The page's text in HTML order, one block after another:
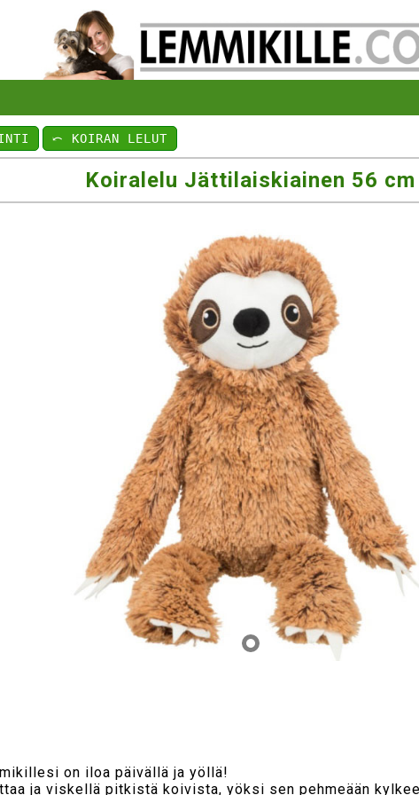
⤺ KOIRAN LELUT
Koiralelu Jättilaiskiainen 56 cm
on iloa päivällä ja yöllä!
ja viskellä pitkistä koivista, yöksi sen pehmeään